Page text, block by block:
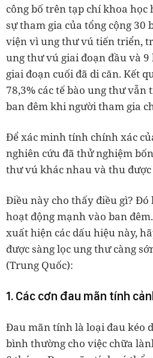
công bố trên tạp chí khoa học
sự tham gia của tổng cộng 30
viện vì ung thư vú tiến triển,
ung thư vú giai đoạn đầu và
giai đoạn cuối đã di căn. Kết
78,3% các tế bào ung thư vẫn
ban đêm khi người tham gia
Để xác minh tính chính xác
nghiên cứu đã thử nghiệm
thư vú khác nhau và thu
Điều này cho thấy điều gì? Đó
hoạt động mạnh vào ban
xuất hiện các dấu hiệu này,
được sàng lọc ung thư càng
(Trung Quốc):
1. Các cơn đau mãn tính
Đau mãn tính là loại đau kéo
bình thường cho việc chữa